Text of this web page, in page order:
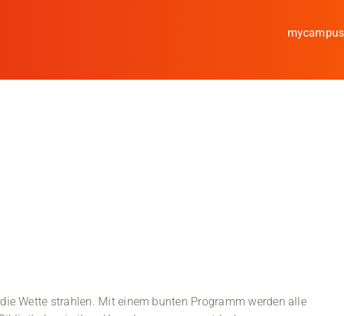
mycampus
Studieren
Wette strahlen. Mit einem bunten Programm werden alle